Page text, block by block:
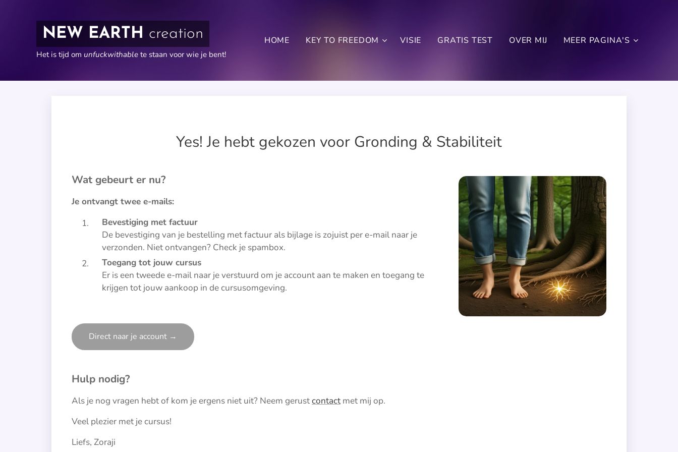
NEW EARTH creation
Het is tijd om unfuckwithable te staan voor wie je bent!
HOME KEY TO FREEDOM VISIE GRATIS TEST OVER MIJ MEER PAGINA'S
Yes! Je hebt gekozen voor Gronding & Stabiliteit
Wat gebeurt er nu?
Je ontvangt twee e-mails:
Bevestiging met factuur
De bevestiging van je bestelling met factuur als bijlage is zojuist per e-mail naar je
verzonden. Niet ontvangen? Check je spambox.
Toegang tot jouw cursus
Er is een tweede e-mail naar je verstuurd om je account aan te maken en toegang te
krijgen tot jouw aankoop in de cursusomgeving.
Direct naar je account →
Hulp nodig?
Als je nog vragen hebt of kom je ergens niet uit? Neem gerustcontact met mij op.
Veel plezier met je cursus!
Liefs, Zoraji 🌺